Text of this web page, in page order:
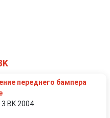
переднего бампера
BK 2004